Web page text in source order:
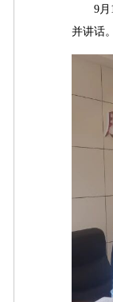
9月19
并讲话。